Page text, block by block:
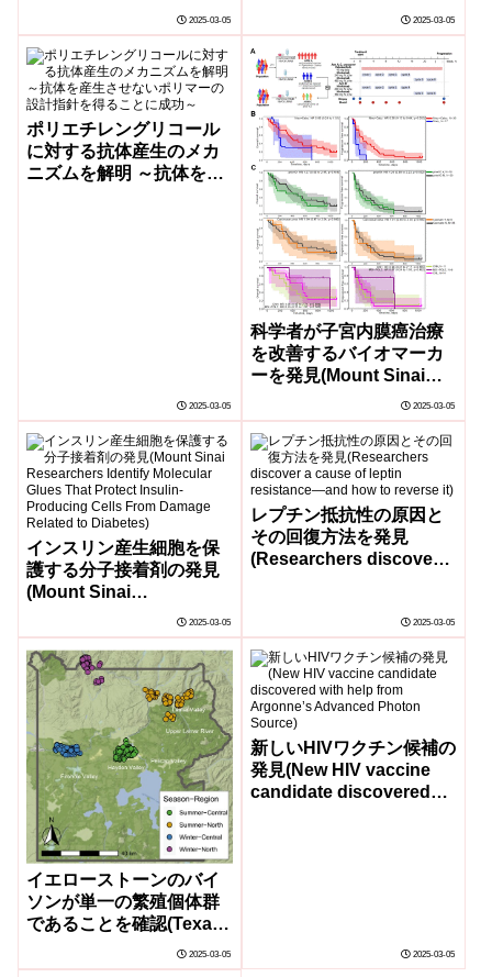
ゲノム変異と後天的なゲ
ノム変異の関与が明らか
に～
2025-03-05
ーム抗がん剤との併用で
難治性がんが完全退縮～
2025-03-05
ポリエチレングリコール
に対する抗体産生のメカ
ニズムを解明 ～抗体を産
2025-03-05
科学者が子宮内膜癌治療
を改善するバイオマーカ
ーを発見(Mount Sinai
Scientists Discover
Biomarkers That Could
Improve Endometrial
Cancer Treatment)
2025-03-05
インスリン産生細胞を保
護する分子接着剤の発見
(Mount Sinai
Researchers Identify
Molecular Glues That
Protect Insulin-
Producing Cells From
Damage Related to
Diabetes)
2025-03-05
レプチン抵抗性の原因と
その回復方法を発見
(Researchers discover a
2025-03-05
イエローストーンのバイ
ソンが単一の繁殖個体群
であることを確認(Texas
A&M Study: After 120
Years Of Conservation
2025-03-05
新しいHIVワクチン候補の
発見(New HIV vaccine
candidate discovered
2025-03-05